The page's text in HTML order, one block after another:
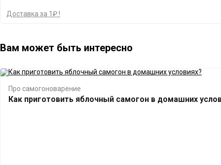
Доставка за 1₽ !
Вам может быть интересно
Про самогоноварение
Как приготовить яблочный самогон в домашних